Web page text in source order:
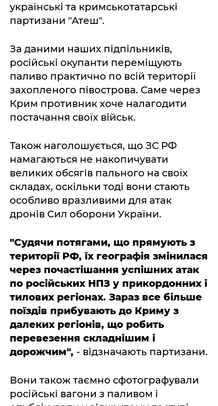
українські та кримськотатарські
партизани "Атеш".
За даними наших підпільників,
російські окупанти переміщують
паливо практично по всій території
захопленого півострова. Саме через
Крим противник хоче налагодити
постачання своїх військ.
Також наголошується, що ЗС РФ
намагаються не накопичувати
великих обсягів пального на своїх
складах, оскільки тоді вони стають
особливо вразливими для атак
дронів Сил оборони України.
"Судячи потягами, що прямують з
території РФ, їх географія змінилася
через почастішання успішних атак
по російських НПЗ у прикордонних і
тилових регіонах. Зараз все більше
поїздів прибувають до Криму з
далеких регіонів, що робить
перевезення складнішим і
дорожчим", - відзначають партизани.
Вони також таємно сфотографували
російські вагони з паливом і